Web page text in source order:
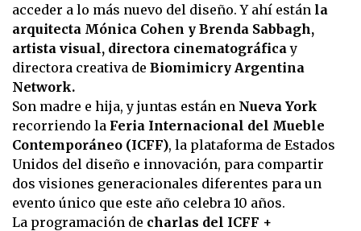
acceder a lo más nuevo del diseño. Y ahí están la
arquitecta Mónica Cohen y Brenda Sabbagh,
artista visual, directora cinematográficay
directora creativa de Biomimicry Argentina
Network.
Son madre e hija, y juntas están en Nueva York
recorriendo la Feria Internacional del Mueble
Contemporáneo (ICFF), la plataforma de Estados
Unidos del diseño e innovación, para compartir
dos visiones generacionales diferentes para un
evento único que este año celebra 10 años.
La programación de charlas del ICFF +